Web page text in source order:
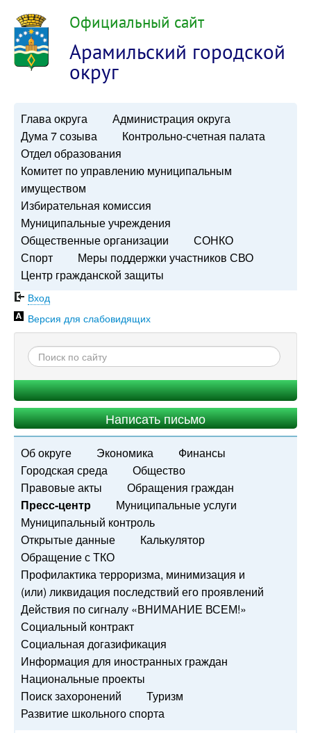
Официальный сайт
Арамильский городской
округ
Глава округа
Администрация округа
Дума 7 созыва
Контрольно-счетная палата
Отдел образования
Комитет по управлению муниципальным
имуществом
Избирательная комиссия
Муниципальные учреждения
Общественные организации
СОНКО
Спорт
Меры поддержки участников СВО
Центр гражданской защиты
Вход
Версия для слабовидящих
Написать письмо
Об округе Экономика
Финансы
Городская среда
Общество
Правовые акты
Обращения граждан
Пресс-центр
Муниципальные услуги
Муниципальный контроль
Открытые данные
Калькулятор
Обращение с ТКО
Профилактика терроризма, минимизация и
(или) ликвидация последствий его проявлений
Действия по сигналу «ВНИМАНИЕ ВСЕМ!»
Социальный контракт
Социальная догазификация
Информация для иностранных граждан
Национальные проекты
Поиск захоронений
Туризм
Развитие школьного спорта